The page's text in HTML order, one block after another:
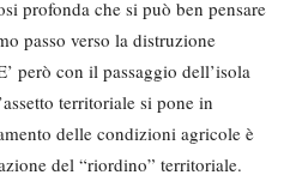
profonda che si può ben pensare
passo verso la distruzione
però con il passaggio dell’isola
territoriale si pone in
delle condizioni agricole è
del “riordino” territoriale.